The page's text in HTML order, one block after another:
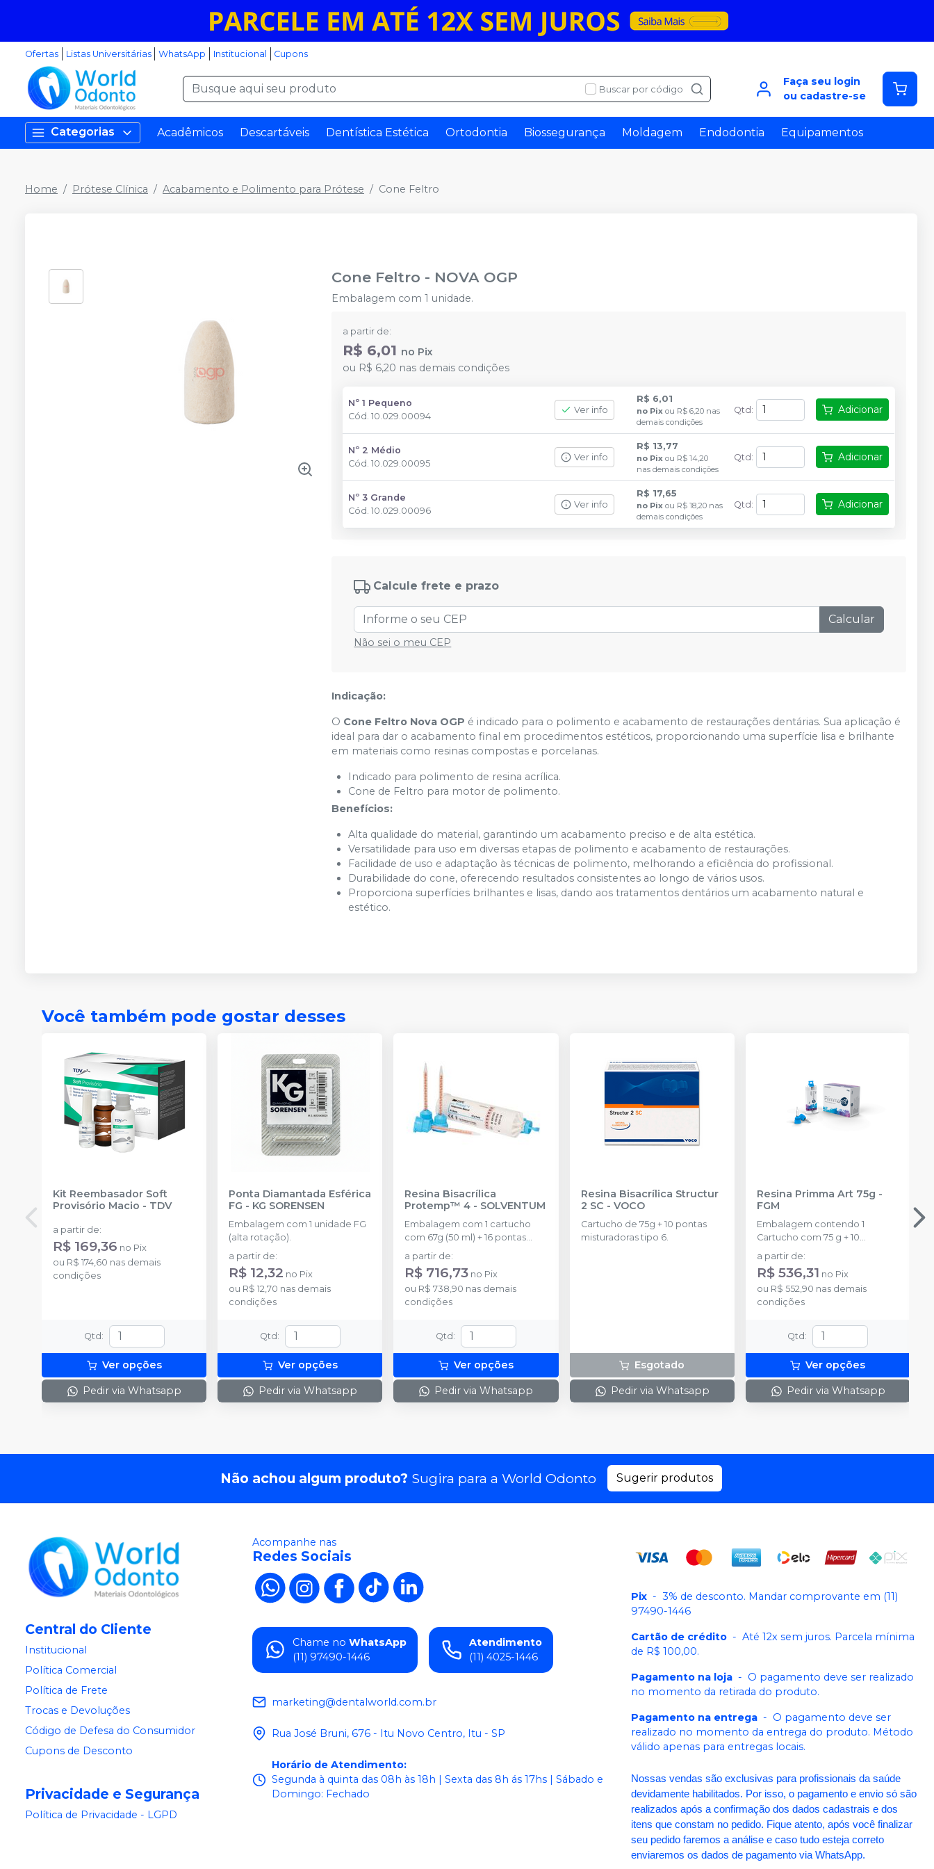
Ofertas Listas Universitárias WhatsApp Institucional Cupons
Buscar por código
Faça seu login
ou cadastre-se
Categorias Acadêmicos Descartáveis Dentística Estética Ortodontia Biossegurança Moldagem Endodontia Equipamentos
Home Prótese Clínica Acabamento e Polimento para Prótese Cone Feltro
Cone Feltro - NOVA OGP
Embalagem com 1 unidade.
a partir de:
R$ 6,01 no Pix
ou R$ 6,20 nas demais condições
Nº 1 Pequeno
Cód.10.029.00094
Ver info
R$ 6,01
no Pix ou R$ 6,20 nas
demais condições
Qtd : Adicionar
Nº 2 Médio
Cód.10.029.00095
Ver info
R$ 13,77
no Pix ou R$ 14,20
nas demais condições
Qtd : Adicionar
Nº 3 Grande
Cód.10.029.00096
Ver info
R$ 17,65
no Pix ou R$ 18,20 nas
demais condições
Qtd : Adicionar
Calcule frete e prazo
Calcular
Não sei o meu CEP
Indicação:
O Cone Feltro Nova OGP é indicado para o polimento e acabamento de restaurações dentárias. Sua aplicação é
ideal para dar o acabamento final em procedimentos estéticos, proporcionando uma superfície lisa e brilhante
em materiais como resinas compostas e porcelanas.
Indicado para polimento de resina acrílica.
Cone de Feltro para motor de polimento.
Benefícios:
Alta qualidade do material, garantindo um acabamento preciso e de alta estética.
Versatilidade para uso em diversas etapas de polimento e acabamento de restaurações.
Facilidade de uso e adaptação às técnicas de polimento, melhorando a eficiência do profissional.
Durabilidade do cone, oferecendo resultados consistentes ao longo de vários usos.
Proporciona superfícies brilhantes e lisas, dando aos tratamentos dentários um acabamento natural e
estético.
Você também pode gostar desses
Kit Reembasador Soft
Provisório Macio - TDV
a partir de:
R$ 169,36 no Pix
ou R$ 174,60 nas demais
condições
Qtd :
Ver opções
Pedir via Whatsapp
Ponta Diamantada Esférica
FG - KG SORENSEN
Embalagem com 1 unidade FG
(alta rotação).
a partir de:
R$ 12,32 no Pix
ou R$ 12,70 nas demais
condições
Qtd :
Ver opções
Pedir via Whatsapp
Resina Bisacrílica
Protemp™ 4 - SOLVENTUM
Embalagem com 1 cartucho
com 67g (50 ml) + 16 pontas
misturadoras.
a partir de:
R$ 716,73 no Pix
ou R$ 738,90 nas demais
condições
Qtd :
Ver opções
Pedir via Whatsapp
Resina Bisacrílica Structur
2 SC - VOCO
Cartucho de 75g + 10 pontas
misturadoras tipo 6.
Esgotado
Pedir via Whatsapp
Resina Primma Art 75g -
FGM
Embalagem contendo 1
Cartucho com 75 g + 10
ponteiras de automistura
a partir de:
R$ 536,31 no Pix
ou R$ 552,90 nas demais
condições
Qtd :
Ver opções
Pedir via Whatsapp
Não achou algum produto? Sugira para a World Odonto Sugerir produtos
Central do Cliente
Institucional
Política Comercial
Política de Frete
Trocas e Devoluções
Código de Defesa do Consumidor
Cupons de Desconto
Privacidade e Segurança
Política de Privacidade - LGPD
Acompanhe nas
Redes Sociais
Chame no WhatsApp
(11) 97490-1446
Atendimento
(11) 4025-1446
marketing@dentalworld.com.br
Rua José Bruni, 676 - Itu Novo Centro, Itu - SP
Horário de Atendimento:
Segunda à quinta das 08h às 18h | Sexta das 8h ás 17hs | Sábado e
Domingo: Fechado
Pix - 3% de desconto. Mandar comprovante em (11)
97490-1446
Cartão de crédito - Até 12x sem juros. Parcela mínima
de R$ 100,00.
Pagamento na loja - O pagamento deve ser realizado
no momento da retirada do produto.
Pagamento na entrega - O pagamento deve ser
realizado no momento da entrega do produto. Método
válido apenas para entregas locais.
Nossas vendas são exclusivas para profissionais da saúde
devidamente habilitados. Por isso, o pagamento e envio só são
realizados após a confirmação dos dados cadastrais e dos
itens que constam no pedido. Fique atento, após você finalizar
seu pedido faremos a análise e caso tudo esteja correto
enviaremos os dados de pagamento via WhatsApp.